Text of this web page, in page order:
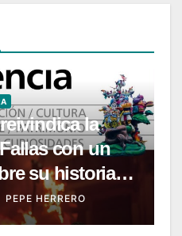
la
con un
su historia
PEPE HERRERO